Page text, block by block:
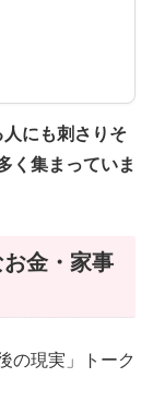
にも刺さりそ
く集まっていま
金・家事
の現実」トーク